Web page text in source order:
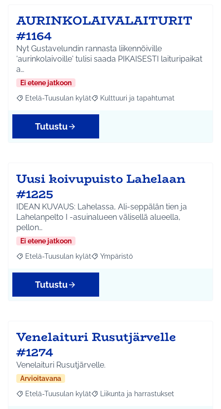
AURINKOLAIVALAITURIT
#1164
Nyt Gustavelundin rannasta liikennöiville
'aurinkolaivoille' tulisi saada PIKAISESTI laituripaikat
a…
Ei etene jatkoon
Rajaa tulokset aihepiirin mukaan: Etelä-Tuusulan kylät
Etelä-Tuusulan kylät Rajaa tulokset teeman mukaan:
Kulttuuri ja tapahtumat
Tutustu
Uusi koivupuisto Lahelaan
#1225
IDEAN KUVAUS: Lahelassa, Ali-seppälän tien ja
Lahelanpelto I -asuinalueen välisellä alueella,
pellon…
Ei etene jatkoon
Rajaa tulokset aihepiirin mukaan: Etelä-Tuusulan kylät
Etelä-Tuusulan kylät Rajaa tulokset teeman mukaan:
Ympäristö
Tutustu
Venelaituri Rusutjärvelle
#1274
Venelaituri Rusutjärvelle.
Arvioitavana
Rajaa tulokset aihepiirin mukaan: Etelä-Tuusulan kylät
Etelä-Tuusulan kylät Rajaa tulokset teeman mukaan:
Liikunta ja harrastukset